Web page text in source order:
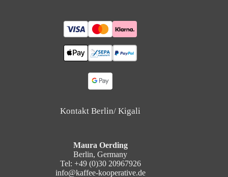
Kontakt Berlin/ Kigali
Maura Oerding
Berlin, Germany
Tel: +49 (0)30 20967926
info@kaffee-kooperative.de